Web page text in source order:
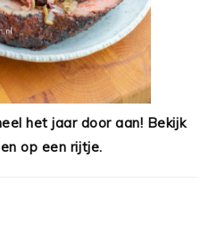
het jaar door aan! Bekijk
op een rijtje.